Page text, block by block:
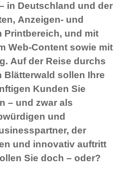
in Deutschland und der
Anzeigen- und
Printbereich, und mit
Web-Content sowie mit
Auf der Reise durchs
Blätterwald sollen Ihre
Kunden Sie
– und zwar als
und
der
und innovativ auftritt
Sie doch – oder?